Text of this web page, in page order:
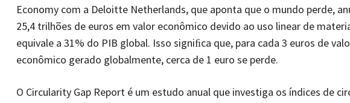
Economy com a Deloitte Netherlands, que aponta que o mundo perde,
25,4 trilhões de euros em valor econômico devido ao uso linear de
equivale a 31% do PIB global. Isso signiﬁca que, para cada 3 euros de
econômico gerado globalmente, cerca de 1 euro se perde.
O Circularity Gap Report é um estudo anual que investiga os índices de